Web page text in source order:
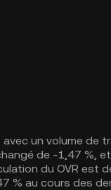
un volume de
de -1,47 %,
du OVR est
% au cours des